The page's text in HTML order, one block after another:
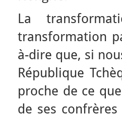
La
transformation
à-dire que, si
République
proche de ce
de ses